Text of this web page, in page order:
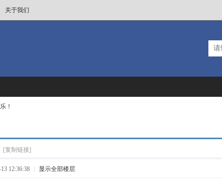
关于我们
！
[复制链接]
12:36:38 显示全部楼层